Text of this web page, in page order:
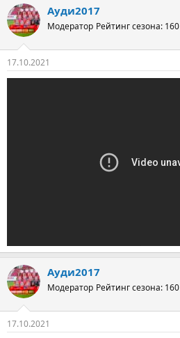
Ауди2017
Модератор Рейтинг сезона: 160
17.10.2021
Ауди2017
Модератор Рейтинг сезона: 160
17.10.2021